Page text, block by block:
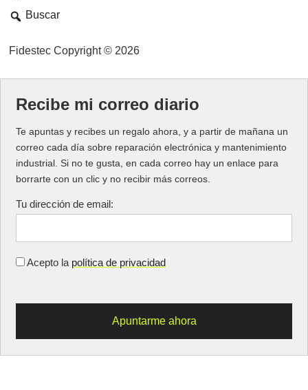
Buscar
Fidestec Copyright © 2026
Recibe mi correo diario
Te apuntas y recibes un regalo ahora, y a partir de mañana un
correo cada día sobre reparación electrónica y mantenimiento
industrial. Si no te gusta, en cada correo hay un enlace para
borrarte con un clic y no recibir más correos.
Tu dirección de email:
Acepto la política de privacidad